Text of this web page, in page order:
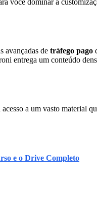
avançadas de tráfego pago
entrega um conteúdo
a um vasto material
e o Drive Completo